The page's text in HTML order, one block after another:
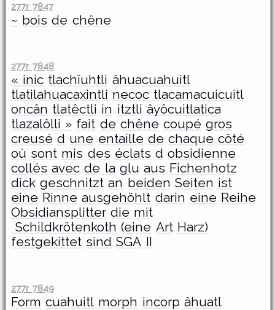
277r 7847
~ bois de chêne
277r 7848
« inic tlachîuhtli âhuacuahuitl
tlatilahuacaxintli necoc tlacamacuicuitl
oncân tlatêctli in itztli âyôcuitlatica
tlazalôlli » fait de chêne coupé gros
creusé d une entaille de chaque côté
où sont mis des éclats d obsidienne
collés avec de la glu aus Fichenhotz
dick geschnitzt an beiden Seiten ist
eine Rinne ausgehöhlt darin eine Reihe
Obsidiansplitter die mit
Schildkrötenkoth (eine Art Harz)
festgekittet sind SGA II
277r 7849
Form cuahuitl morph incorp âhuatl